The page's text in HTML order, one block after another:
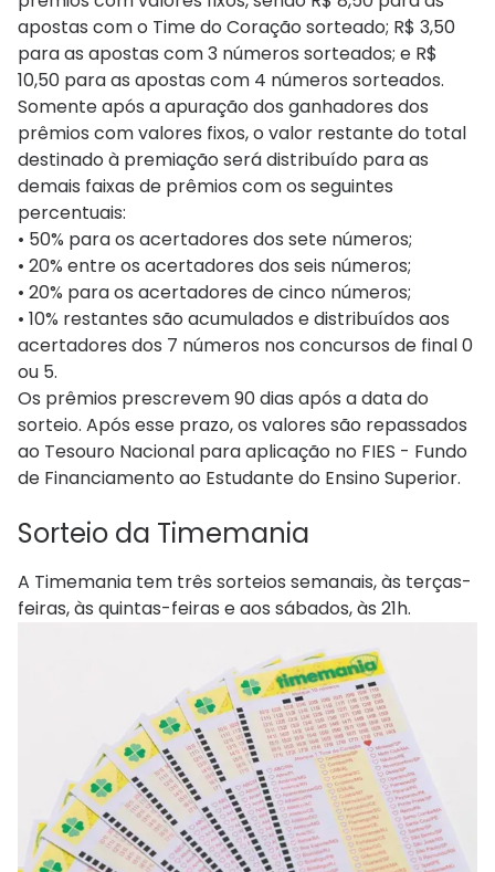
apostas com o Time do Coração sorteado; R$ 3,50
para as apostas com 3 números sorteados; e R$
10,50 para as apostas com 4 números sorteados.
Somente após a apuração dos ganhadores dos
prêmios com valores fixos, o valor restante do total
destinado à premiação será distribuído para as
demais faixas de prêmios com os seguintes
percentuais:
• 50% para os acertadores dos sete números;
• 20% entre os acertadores dos seis números;
• 20% para os acertadores de cinco números;
• 10% restantes são acumulados e distribuídos aos
acertadores dos 7 números nos concursos de final 0
ou 5.
Os prêmios prescrevem 90 dias após a data do
sorteio. Após esse prazo, os valores são repassados
ao Tesouro Nacional para aplicação no FIES - Fundo
de Financiamento ao Estudante do Ensino Superior.
Sorteio da Timemania
A Timemania tem três sorteios semanais, às terças-
feiras, às quintas-feiras e aos sábados, às 21h.